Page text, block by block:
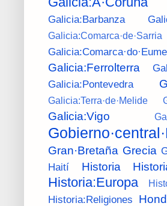
Galicia:Barbanza
Galicia:Comarca·de·Sarria
Galicia:Comarca·do·Eume
Galicia:Ferrolterra
Galicia:Pontevedra
Galicia:Terra·de·Melide
Galicia:Vigo
Gran·Bretaña Grecia
Haití
Historia
Historia:Europa
Historia:Religiones